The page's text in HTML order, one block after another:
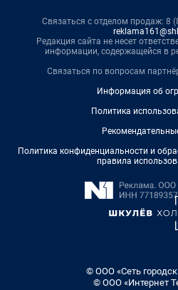
Связаться с отделом продаж: 8
Редакция сайта не несет
информации, содержащейся в
Связаться по вопросам
Информация об
Политика
Политика конфиденциальности и
правила
© ООО «Сеть
© ООО «Интернет